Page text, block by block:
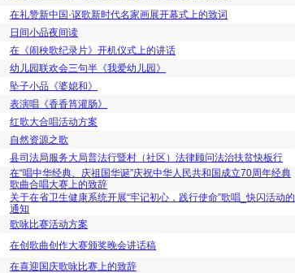
在礼赞新中国·讴歌新时代名家画展开幕式上的致词
日间小品夜间读
在《闹秧歌纪录片》开机仪式上的讲话
幼儿园联欢会三句半《我爱幼儿园》
坠子小品《婆媳和》
表演唱《香香筲灌肠》
红歌大合唱活动方案
自然资源之歌
县司法局服务大局普法行暨村（社区）法律顾问法治扶贫快板行
在“唱中华经典、庆祖国华诞”庆祝中华人民共和国成立70周年经典
歌曲合唱大赛上的致辞
关于在省卫生健康系统开展“牢记初心，践行使命”歌唱_快闪活动的
通知
歌咏比赛活动方案
在创歌曲创作大赛颁奖晚会讲话稿
在喜迎国庆歌咏比赛上的致辞